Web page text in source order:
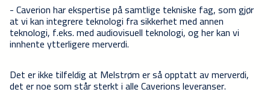
- Caverion har ekspertise på samtlige tekniske fag, som gjør
at vi kan integrere teknologi fra sikkerhet med annen
teknologi, f.eks. med audiovisuell teknologi, og her kan vi
innhente ytterligere merverdi.
Det er ikke tilfeldig at Melstrøm er så opptatt av merverdi,
det er noe som står sterkt i alle Caverions leveranser.